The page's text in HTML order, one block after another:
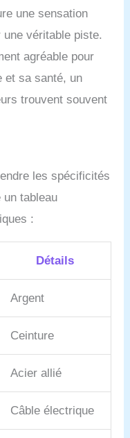
une sensation
véritable piste.
agréable pour
et sa santé, un
trouvent souvent
les spécificités
un tableau
:
Détails
Argent
Ceinture
Acier allié
Câble électrique